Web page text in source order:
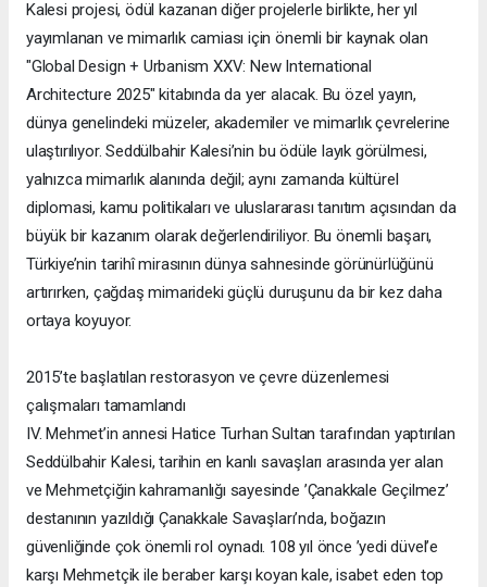
Kalesi projesi, ödül kazanan diğer projelerle birlikte, her yıl
yayımlanan ve mimarlık camiası için önemli bir kaynak olan
"Global Design + Urbanism XXV: New International
Architecture 2025" kitabında da yer alacak. Bu özel yayın,
dünya genelindeki müzeler, akademiler ve mimarlık çevrelerine
ulaştırılıyor. Seddülbahir Kalesi’nin bu ödüle layık görülmesi,
yalnızca mimarlık alanında değil; aynı zamanda kültürel
diplomasi, kamu politikaları ve uluslararası tanıtım açısından da
büyük bir kazanım olarak değerlendiriliyor. Bu önemli başarı,
Türkiye’nin tarihî mirasının dünya sahnesinde görünürlüğünü
artırırken, çağdaş mimarideki güçlü duruşunu da bir kez daha
ortaya koyuyor.
2015’te başlatılan restorasyon ve çevre düzenlemesi
çalışmaları tamamlandı
IV. Mehmet’in annesi Hatice Turhan Sultan tarafından yaptırılan
Seddülbahir Kalesi, tarihin en kanlı savaşları arasında yer alan
ve Mehmetçiğin kahramanlığı sayesinde ’Çanakkale Geçilmez’
destanının yazıldığı Çanakkale Savaşları’nda, boğazın
güvenliğinde çok önemli rol oynadı. 108 yıl önce ’yedi düvel’e
karşı Mehmetçik ile beraber karşı koyan kale, isabet eden top